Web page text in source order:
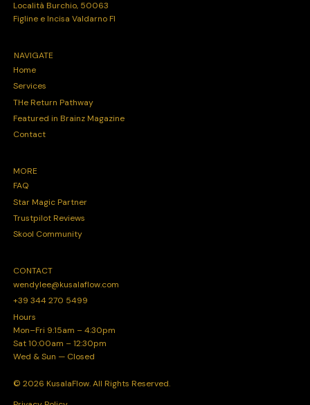
Località Burchio, 50063
Figline e Incisa Valdarno FI
NAVIGATE
Home
Services
THe Return Pathway
Featured in Brainz Magazine
Contact
MORE
FAQ
Star Magic Partner
Trustpilot Reviews
Skool Community
CONTACT
wendylee@kusalaflow.com
+39 344 270 5499
Hours
Mon–Fri 9:15am – 4:30pm
Sat 10:00am – 12:30pm
Wed & Sun — Closed
© 2026 KusalaFlow. All Rights Reserved.